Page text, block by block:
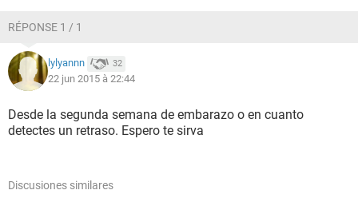
RÉPONSE 1 / 1
lylyannn 32
22 jun 2015 à 22:44
Desde la segunda semana de embarazo o en cuanto
detectes un retraso. Espero te sirva
Discusiones similares